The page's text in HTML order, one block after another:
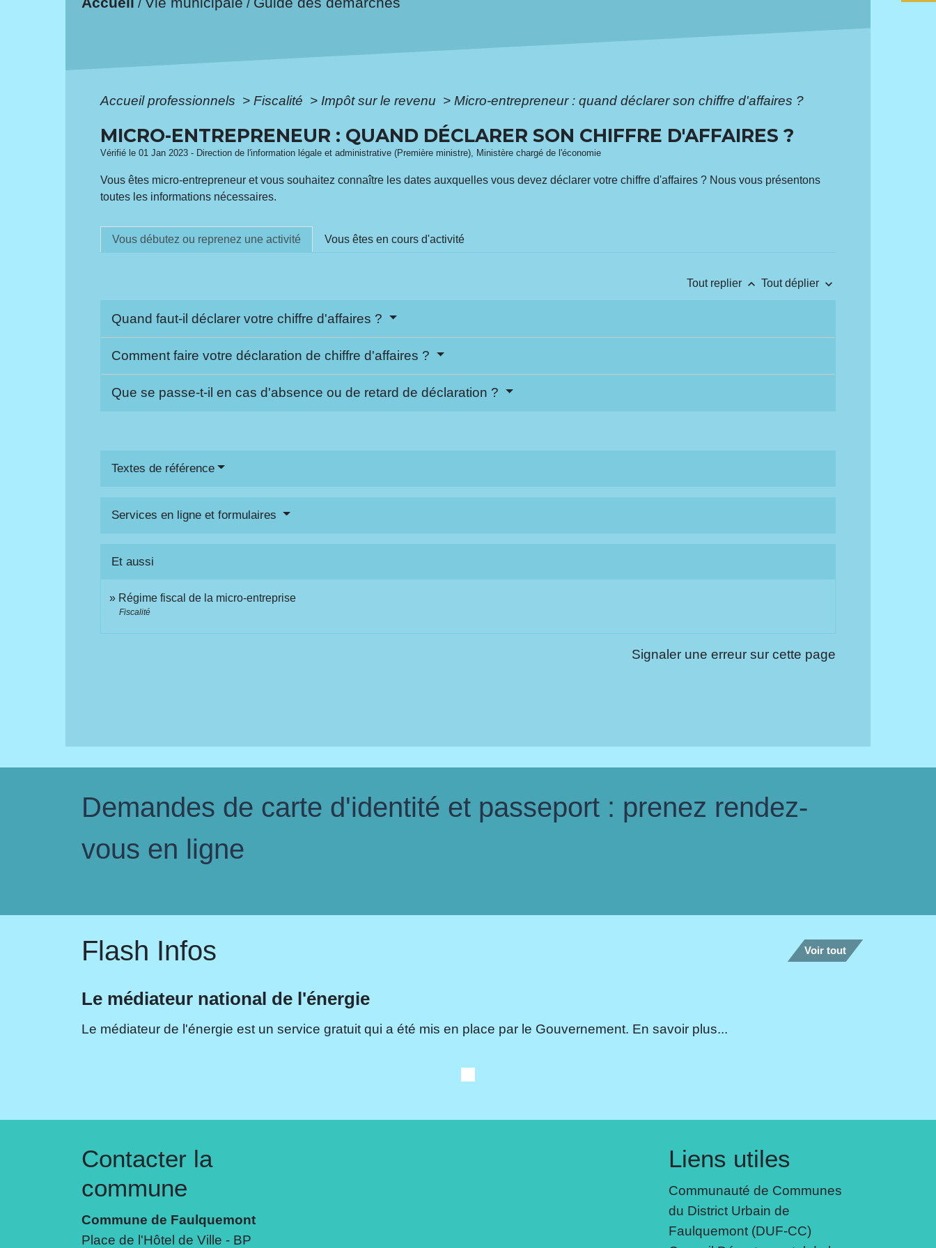
/ /
Accueil professionnels > Fiscalité > Impôt sur le revenu > Micro-entrepreneur : quand déclarer son chiffre d'affaires ?
MICRO-ENTREPRENEUR : QUAND DÉCLARER SON CHIFFRE D'AFFAIRES ?
Vérifié le 01 Jan 2023 - Direction de l'information légale et administrative (Première ministre), Ministère chargé de l'économie
Vous êtes micro-entrepreneur et vous souhaitez connaître les dates auxquelles vous devez déclarer votre chiffre d'affaires ? Nous vous présentons
toutes les informations nécessaires.
Vous débutez ou reprenez une activité Vous êtes en cours d'activité
Tout replier keyboard_arrow_up Tout déplier keyboard_arrow_down
Quand faut-il déclarer votre chiffre d'affaires ?
Comment faire votre déclaration de chiffre d'affaires ?
Que se passe-t-il en cas d'absence ou de retard de déclaration ?
Textes de référence
Services en ligne et formulaires
Et aussi
Régime fiscal de la micro-entreprise
Fiscalité
Signaler une erreur sur cette page
Demandes de carte d'identité et passeport : prenez rendez-
vous en ligne
Flash Infos Voir tout
Le médiateur national de l'énergie
Le médiateur de l'énergie est un service gratuit qui a été mis en place par le Gouvernement. En savoir plus...
Contacter la
commune
Commune de Faulquemont
Place de l'Hôtel de Ville - BP
Liens utiles
Communauté de Communes
du District Urbain de
Faulquemont (DUF-CC)